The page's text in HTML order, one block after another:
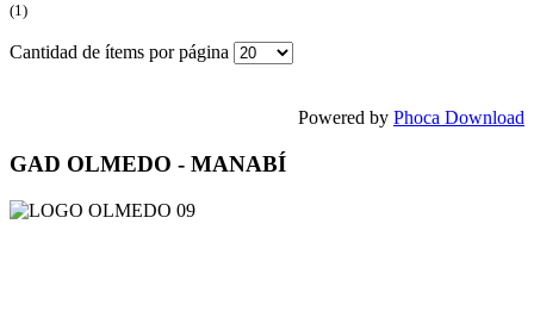
(1)
Cantidad de ítems por página
Powered by Phoca Download
GAD OLMEDO - MANABÍ